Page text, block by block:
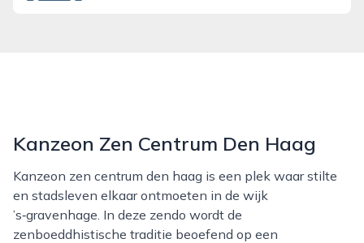
Kanzeon Zen Centrum Den Haag
Kanzeon zen centrum den haag is een plek waar stilte
en stadsleven elkaar ontmoeten in de wijk
’s‑gravenhage. In deze zendo wordt de
zenboeddhistische traditie beoefend op een